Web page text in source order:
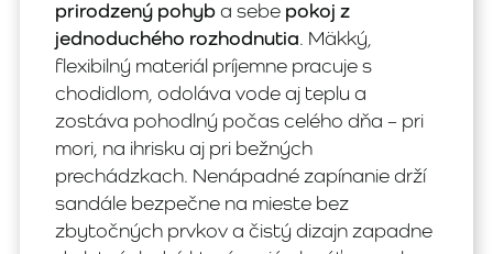
prirodzený pohyba sebe pokoj z
jednoduchého rozhodnutia. Mäkký,
flexibilný materiál príjemne pracuje s
chodidlom, odoláva vode aj teplu a
zostáva pohodlný počas celého dňa – pri
mori, na ihrisku aj pri bežných
prechádzkach. Nenápadné zapínanie drží
sandále bezpečne na mieste bez
zbytočných prvkov a čistý dizajn zapadne